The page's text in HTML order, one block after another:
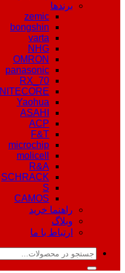
برندها
zemic
bongshin
varta
NHG
OMRON
panasonic
RX_70
NITECORE
Yaohua
ASAHI
ACP
F&T
microchip
molicell
R&A
SCHRACK
S
CAMOS
راهنما خرید
وبلاگ
ارتباط با ما
جستجو